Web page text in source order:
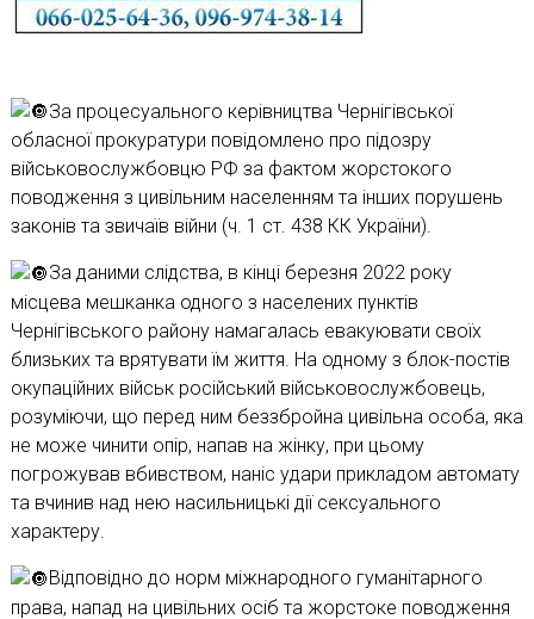
За процесуального керівництва Чернігівської
обласної прокуратури повідомлено про підозру
військовослужбовцю РФ за фактом жорстокого
поводження з цивільним населенням та інших порушень
законів та звичаїв війни (ч. 1 ст. 438 КК України).
За даними слідства, в кінці березня 2022 року
місцева мешканка одного з населених пунктів
Чернігівського району намагалась евакуювати своїх
близьких та врятувати їм життя. На одному з блок-постів
окупаційних військ російський військовослужбовець,
розуміючи, що перед ним беззбройна цивільна особа, яка
не може чинити опір, напав на жінку, при цьому
погрожував вбивством, наніс удари прикладом автомату
та вчинив над нею насильницькі дії сексуального
характеру.
Відповідно до норм міжнародного гуманітарного
права, напад на цивільних осіб та жорстоке поводження